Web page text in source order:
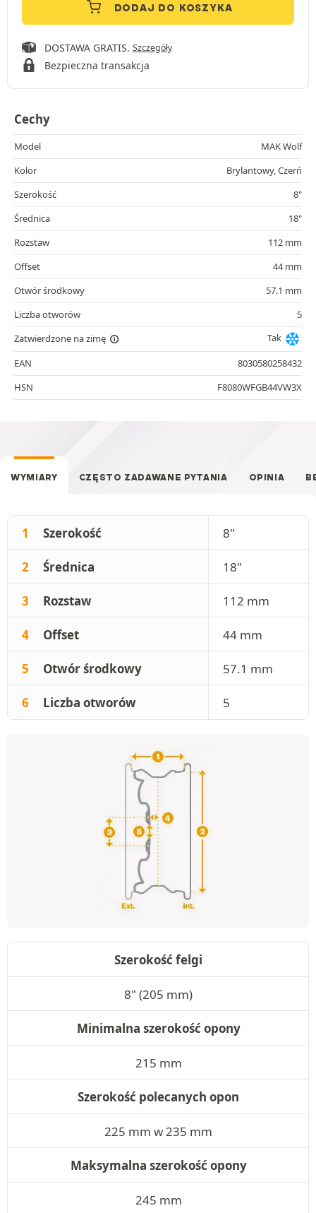
DODAJ DO KOSZYKA
DOSTAWA GRATIS. Szczegóły
Bezpieczna transakcja
Cechy
Model
MAK Wolf
Kolor
Brylantowy, Czerń
Szerokość
8"
Średnica
18"
Rozstaw
112 mm
Offset
44 mm
Otwór środkowy
57.1 mm
Liczba otworów
5
Zatwierdzone na zimę
Tak
EAN
8030580258432
HSN
F8080WFGB44VW3X
WYMIARY CZĘSTO ZADAWANE PYTANIA OPINIA
1 Szerokość 8"
2 Średnica 18"
3 Rozstaw 112 mm
4 Offset 44 mm
5 Otwór środkowy 57.1 mm
6 Liczba otworów 5
Szerokość felgi
8" (205 mm)
Minimalna szerokość opony
215 mm
Szerokość polecanych opon
225 mm w 235 mm
Maksymalna szerokość opony
245 mm